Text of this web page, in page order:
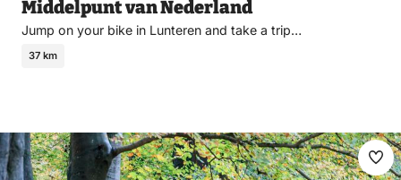
Middelpunt van Nederland
Jump on your bike in Lunteren and take a trip…
37 km